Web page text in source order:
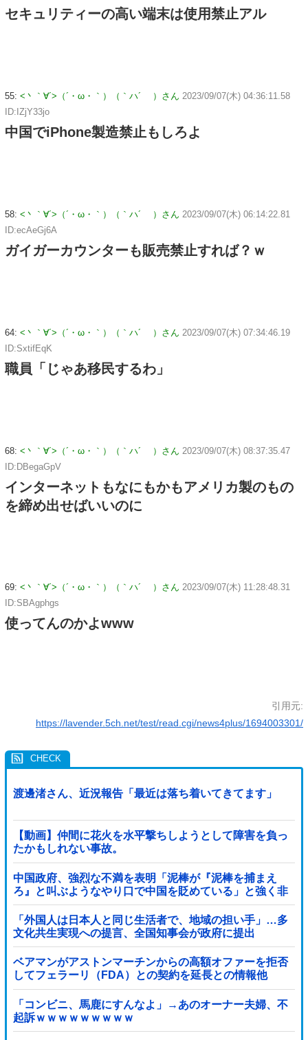
セキュリティーの高い端末は使用禁止アル
55: <丶｀∀´>（´・ω・｀）（｀ハ´ ）さん 2023/09/07(木) 04:36:11.58
ID:IZjY33jo
中国でiPhone製造禁止もしろよ
58: <丶｀∀´>（´・ω・｀）（｀ハ´ ）さん 2023/09/07(木) 06:14:22.81
ID:ecAeGj6A
ガイガーカウンターも販売禁止すれば？ｗ
64: <丶｀∀´>（´・ω・｀）（｀ハ´ ）さん 2023/09/07(木) 07:34:46.19
ID:SxtifEqK
職員「じゃあ移民するわ」
68: <丶｀∀´>（´・ω・｀）（｀ハ´ ）さん 2023/09/07(木) 08:37:35.47
ID:DBegaGpV
インターネットもなにもかもアメリカ製のもの
を締め出せばいいのに
69: <丶｀∀´>（´・ω・｀）（｀ハ´ ）さん 2023/09/07(木) 11:28:48.31
ID:SBAgphgs
使ってんのかよwww
引用元:
https://lavender.5ch.net/test/read.cgi/news4plus/1694003301/
渡邊渚さん、近況報告「最近は落ち着いてきてます」
【動画】仲間に花火を水平撃ちしようとして障害を負っ
たかもしれない事故。
中国政府、強烈な不満を表明「泥棒が『泥棒を捕まえ
ろ』と叫ぶようなやり口で中国を貶めている」と強く非
難！
「外国人は日本人と同じ生活者で、地域の担い手」…多
文化共生実現への提言、全国知事会が政府に提出
ベアマンがアストンマーチンからの高額オファーを拒否
してフェラーリ（FDA）との契約を延長との情報他
「コンビニ、馬鹿にすんなよ」→あのオーナー夫婦、不
起訴ｗｗｗｗｗｗｗｗｗ